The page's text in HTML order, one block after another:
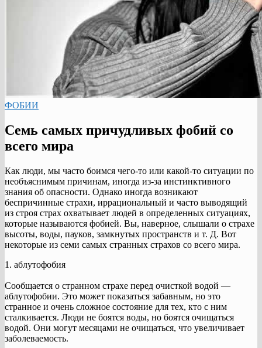
ФОБИИ
Семь самых причудливых фобий со
всего мира
Как люди, мы часто боимся чего-то или какой-то ситуации по
необъяснимым причинам, иногда из-за инстинктивного
знания об опасности. Однако иногда возникают
беспричинные страхи, иррациональный и часто выводящий
из строя страх охватывает людей в определенных ситуациях,
которые называются фобией. Вы, наверное, слышали о страхе
высоты, воды, пауков, замкнутых пространств и т. Д. Вот
некоторые из семи самых странных страхов со всего мира.
1. аблутофобия
Сообщается о странном страхе перед очисткой водой —
аблутофобии. Это может показаться забавным, но это
странное и очень сложное состояние для тех, кто с ним
сталкивается. Люди не боятся воды, но боятся очищаться
водой. Они могут месяцами не очищаться, что увеличивает
заболеваемость.